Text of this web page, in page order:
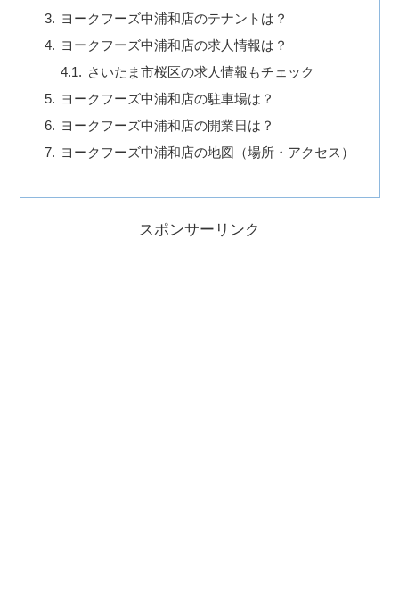
ヨークフーズ中浦和店のテナントは？
ヨークフーズ中浦和店の求人情報は？
さいたま市桜区の求人情報もチェック
ヨークフーズ中浦和店の駐車場は？
ヨークフーズ中浦和店の開業日は？
ヨークフーズ中浦和店の地図（場所・アクセス）
スポンサーリンク